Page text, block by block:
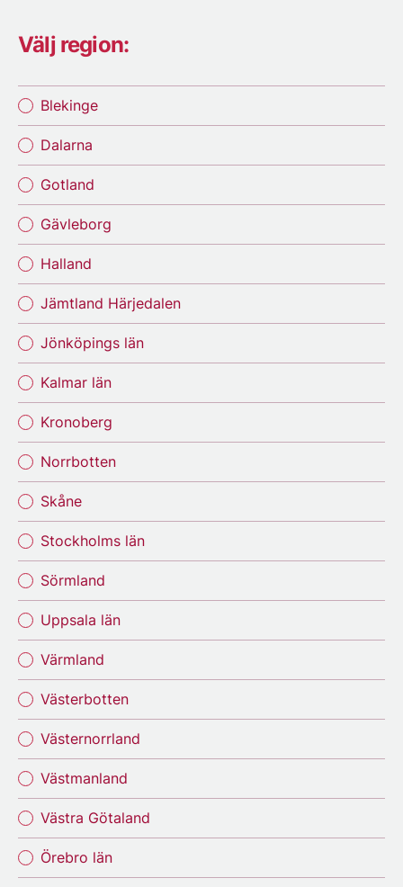
Välj region:
Blekinge
Dalarna
Gotland
Gävleborg
Halland
Jämtland Härjedalen
Jönköpings län
Kalmar län
Kronoberg
Norrbotten
Skåne
Stockholms län
Sörmland
Uppsala län
Värmland
Västerbotten
Västernorrland
Västmanland
Västra Götaland
Örebro län